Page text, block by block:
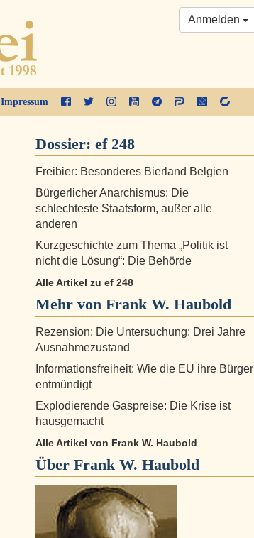
Impressum
Anmelden
Dossier: ef 248
Freibier: Besonderes Bierland Belgien
Bürgerlicher Anarchismus: Die
schlechteste Staatsform, außer alle
anderen
Kurzgeschichte zum Thema „Politik ist
nicht die Lösung“: Die Behörde
Alle Artikel zu ef 248
Mehr von Frank W. Haubold
Rezension: Die Untersuchung: Drei Jahre
Ausnahmezustand
Informationsfreiheit: Wie die EU ihre Bürger
entmündigt
Explodierende Gaspreise: Die Krise ist
hausgemacht
Alle Artikel von Frank W. Haubold
Über Frank W. Haubold